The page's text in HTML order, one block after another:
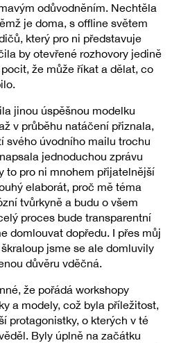
odůvodněním. Nechtěla
je doma, s offline světem
který pro ni představuje
by otevřené rozhovory jedině
že může říkat a dělat, co
jinou úspěšnou modelku
v průběhu natáčení přiznala,
svého úvodního mailu trochu
jednoduchou zprávu
to pro ni mnohem přijatelnější
elaborát, proč mě téma
tvůrkyně a budu o všem
proces bude transparentní
domlouvat dopředu. I přes můj
jsme se ale domluvily
důvěru vděčná.
že pořádá workshopy
a modely, což byla příležitost,
protagonistky, o kterých v té
Byly úplně na začátku